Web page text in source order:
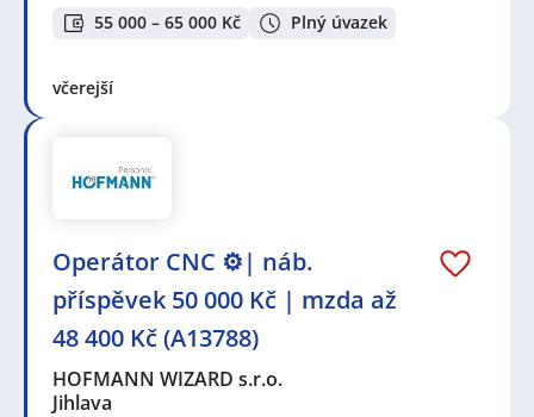
55 000 – 65 000 Kč Plný úvazek
včerejší
Operátor CNC ⚙️| náb.
příspěvek 50 000 Kč | mzda až
48 400 Kč (A13788)
HOFMANN WIZARD s.r.o.
Jihlava